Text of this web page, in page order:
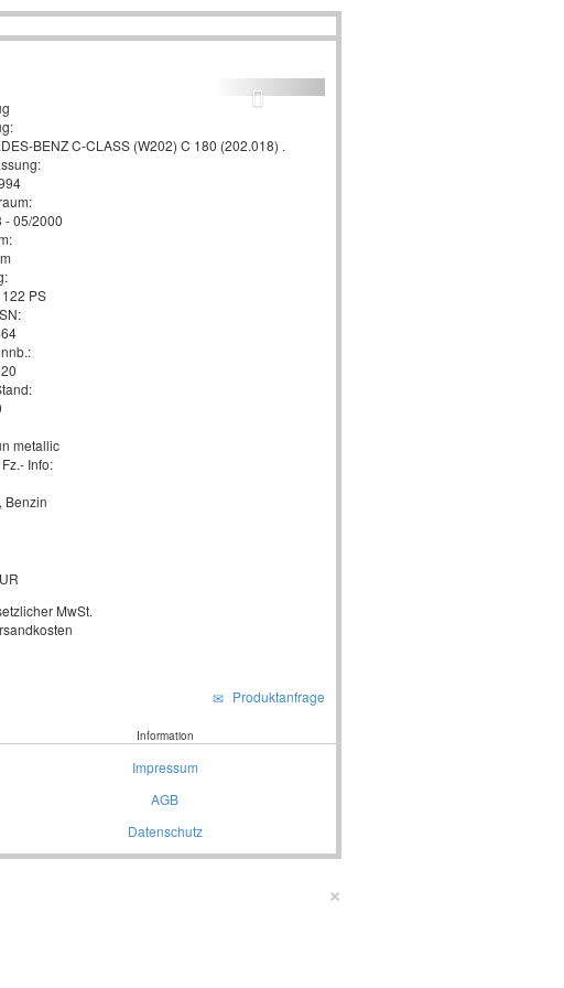
BENZ C-CLASS (W202) C 180 (202.018) .
- 05/2000
PS
metallic
Info:
Benzin
MwSt.
Produktanfrage
Information
Impressum
AGB
Datenschutz
×